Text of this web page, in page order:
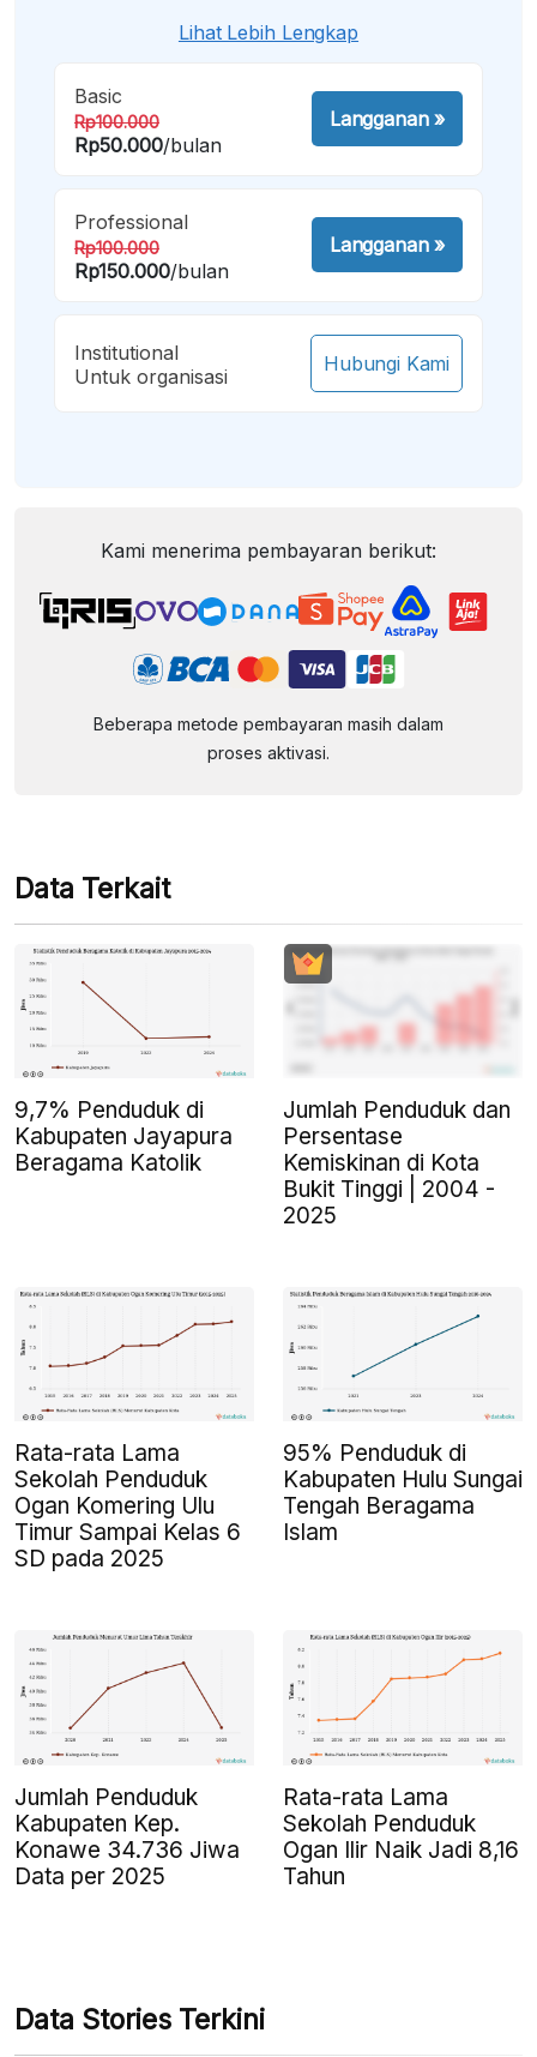
Lihat Lebih Lengkap
Basic
Rp100.000
Rp50.000/bulan
Langganan»
Professional
Rp100.000
Rp150.000/bulan
Langganan»
Institutional
Untuk organisasi
Hubungi Kami
Kami menerima pembayaran berikut:
Beberapa metode pembayaran masih dalam
proses aktivasi.
Data Terkait
9,7% Penduduk di
Kabupaten Jayapura
Beragama Katolik
Jumlah Penduduk dan
Persentase
Kemiskinan di Kota
Bukit Tinggi | 2004 -
2025
Rata-rata Lama
Sekolah Penduduk
Ogan Komering Ulu
Timur Sampai Kelas 6
SD pada 2025
95% Penduduk di
Kabupaten Hulu Sungai
Tengah Beragama
Islam
Jumlah Penduduk
Kabupaten Kep.
Konawe 34.736 Jiwa
Data per 2025
Rata-rata Lama
Sekolah Penduduk
Ogan Ilir Naik Jadi 8,16
Tahun
Data Stories Terkini